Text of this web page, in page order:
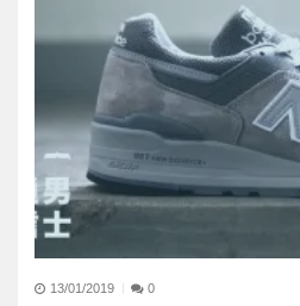
13/01/2019 0